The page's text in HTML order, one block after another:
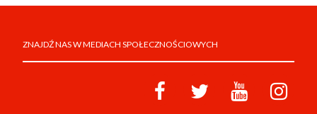
ZNAJDŹ NAS W MEDIACH SPOŁECZNOŚCIOWYCH